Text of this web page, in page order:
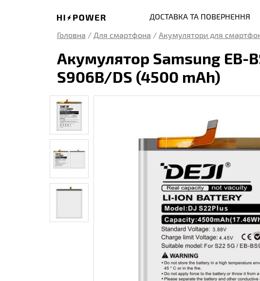
ДОСТАВКА ТА ПОВЕРНЕННЯ
Головна / Для смартфона / Акумулятори для
Акумулятор Samsung EB-
S906B/DS (4500 mAh)
S10 Lite S20